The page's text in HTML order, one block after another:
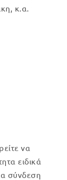
κ.α.
να
ειδικά
σύνδεση